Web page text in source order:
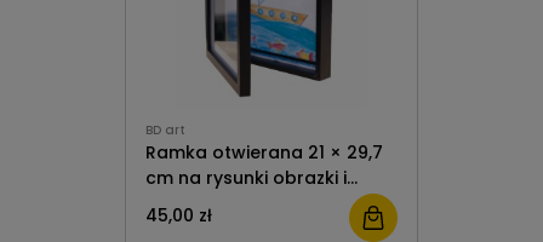
BD art
Ramka otwierana 21 × 29,7
cm na rysunki obrazki i
zdjęcia dla Dzieci Van Gogh
A4 stojąca i wisząca z
45,00 zł